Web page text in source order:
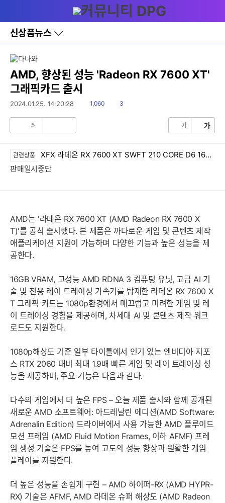
와
홈
신상품뉴스
바
로
레
이
어
창
토
AMD, 향상된 성능 'Radeon RX 7600 XT'
그래픽카드 출시
2024.01.25. 14:20:28
읽
1,060
댓
3
5 가 가
관련상품
XFX 라데온 RX 7600 XT SWFT 210 CORE D6 16GB
판매일시중단
AMD는 '라데온 RX 7600 XT (AMD Radeon RX 7600 X
T)'를 공식 출시했다. 본 제품은 까다로운 게임 및 콘텐츠 제작
애플리케이션 지원이 가능하며 다양한 기능과 높은 성능을 제
공한다.
16GB VRAM, 고성능 AMD RDNA 3 컴퓨팅 유닛, 고급 AI 기
술 및 전용 레이 트레이싱 가속기를 탑재한 라데온 RX 7600 X
T 그래픽 카드는 1080p환경에서 매끄럽고 미려한 게임 및 레
이 트레이싱 경험을 제공하며, 차세대 AI 및 콘텐츠 제작 워크
로드도 지원한다.
1080p해상도 기준 일부 타이틀에서 인기 있는 엔비디아 지포
스 RTX 2060 대비 최대 1.9배 빠른 게임 및 레이 트레이싱 성
능을 제공하며, 주요 기능은 다음과 같다.
다수의 게임에서 더 높은 FPS – 오늘 제품 출시와 함께 공개된
새로운 AMD 소프트웨어: 아드레날린 에디션(AMD Software:
Adrenalin Edition) 드라이버에서 사용 가능한 AMD 플루이드
모션 프레임 (AMD Fluid Motion Frames, 이하 AFMF) 프레
임 생성 기술은 FPS를 높여 고도의 성능 향상과 원활한 게임
플레이를 지원한다.
더 높은 성능을 손쉽게 구현 – AMD 하이퍼-RX (AMD HYPR-
RX) 기술은 AFMF, AMD 라데온 슈퍼 해상도 (AMD Radeon